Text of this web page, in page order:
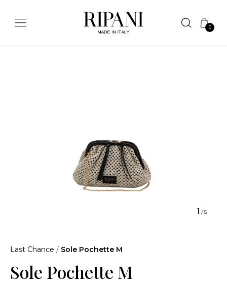
0
1 /5
Last Chance / Sole Pochette M
Sole Pochette M